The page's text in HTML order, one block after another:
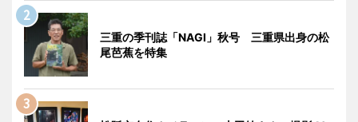
三重の季刊誌「NAGI」秋号 三重県出身の松
尾芭蕉を特集